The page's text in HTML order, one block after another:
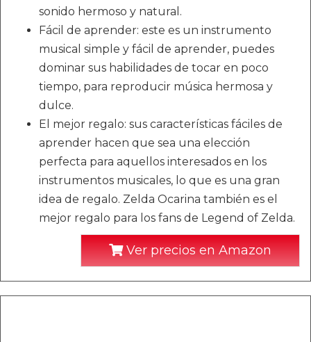
sonido hermoso y natural.
Fácil de aprender: este es un instrumento
musical simple y fácil de aprender, puedes
dominar sus habilidades de tocar en poco
tiempo, para reproducir música hermosa y
dulce.
El mejor regalo: sus características fáciles de
aprender hacen que sea una elección
perfecta para aquellos interesados en los
instrumentos musicales, lo que es una gran
idea de regalo. Zelda Ocarina también es el
mejor regalo para los fans de Legend of Zelda.
Ver precios en Amazon